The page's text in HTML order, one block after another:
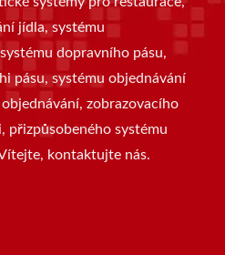
jídla, systému
dopravního pásu,
pásu, systému objednávání
zobrazovacího
přizpůsobeného systému
kontaktujte nás.